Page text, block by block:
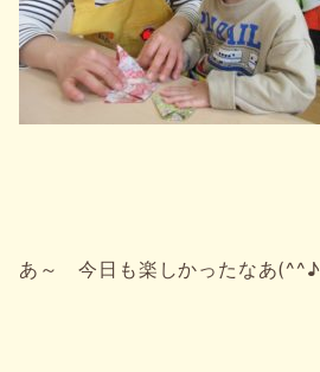
あ～ 今日も楽しかったなあ(^^♪